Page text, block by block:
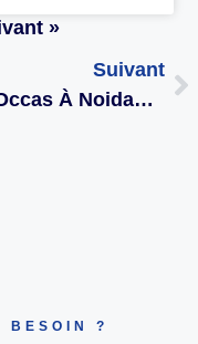
»
Suivant
ToutOccas À Noidans Les Vesoul
BESOIN ?